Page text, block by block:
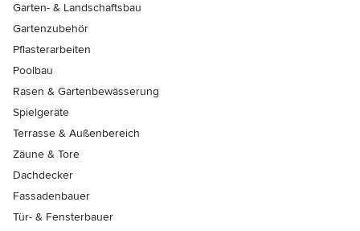
Garten- & Landschaftsbau
Gartenzubehör
Pflasterarbeiten
Poolbau
Rasen & Gartenbewässerung
Spielgeräte
Terrasse & Außenbereich
Zäune & Tore
Dachdecker
Fassadenbauer
Tür- & Fensterbauer